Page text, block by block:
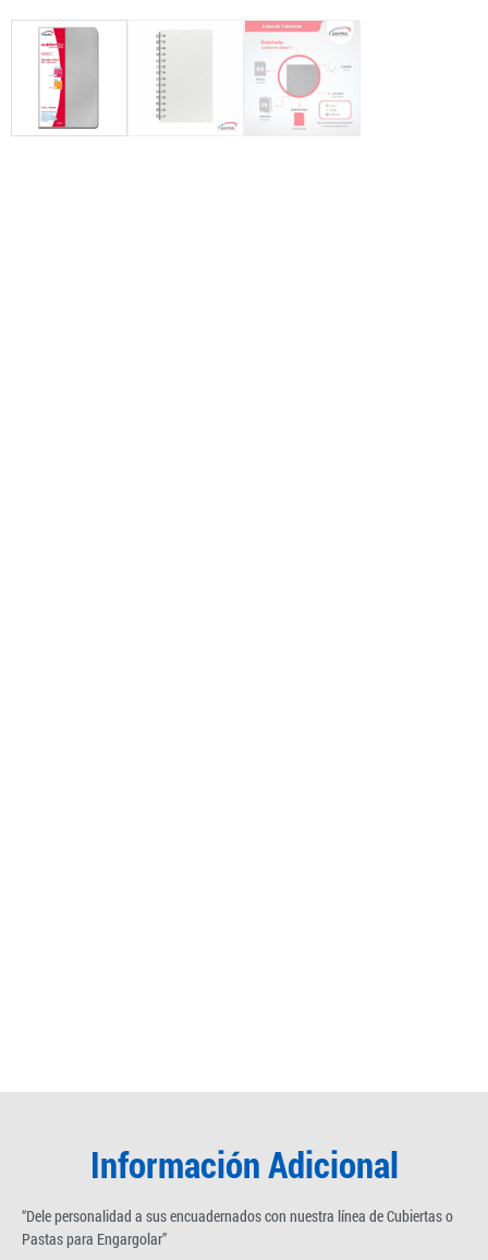
Información Adicional
“Dele personalidad a sus encuadernados con nuestra línea de Cubiertas o
Pastas para Engargolar”